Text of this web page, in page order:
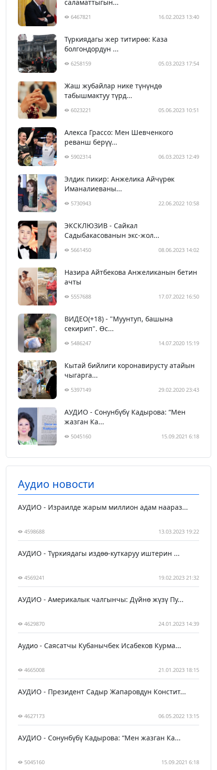
саламаттыгын...
6467821 16.02.2023 13:40
Түркиядагы жер титирөө: Каза
болгондордун ...
6258159 05.03.2023 17:54
Жаш жубайлар нике түнүндө
табышмактуу түрд...
6023221 05.06.2023 10:51
Алекса Грассо: Мен Шевченкого
реванш берүү...
5902314 06.03.2023 12:49
Элдик пикир: Анжелика Айчүрөк
Иманалиеваны...
5730943 22.06.2022 10:58
ЭКСКЛЮЗИВ - Сайкал
Садыбакасованын экс-жол...
5661450 08.06.2023 14:02
Назира Айтбекова Анжеликанын бетин
ачты
5557688 17.07.2022 16:50
ВИДЕО(+18) - "Муунтуп, башына
секирип". Өс...
5486247 14.07.2020 15:19
Кытай бийлиги коронавирусту атайын
чыгарга...
5397149 29.02.2020 23:43
АУДИО - Сонунбүбү Кадырова: “Мен
жазган Ка...
5045160 15.09.2021 6:18
Аудио новости
АУДИО - Израилде жарым миллион адам наараз...
4598688 13.03.2023 19:22
АУДИО - Түркиядагы издөө-куткаруу иштерин ...
4569241 19.02.2023 21:32
АУДИО - Америкалык чалгынчы: Дүйнө жүзү Пу...
4629870 24.01.2023 14:39
Аудио - Саясатчы Кубанычбек Исабеков Курма...
4665008 21.01.2023 18:15
АУДИО - Президент Садыр Жапаровдун Констит...
4627173 06.05.2022 13:15
АУДИО - Сонунбүбү Кадырова: “Мен жазган Ка...
5045160 15.09.2021 6:18